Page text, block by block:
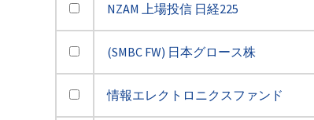
NZAM 上場投信 日経225
(SMBC FW) 日本グロース株
情報エレクトロニクスファンド